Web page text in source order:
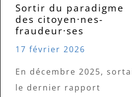
Sortir du paradigme
des citoyen·nes-
fraudeur·ses
17 février 2026
En décembre 2025,
le dernier rapport